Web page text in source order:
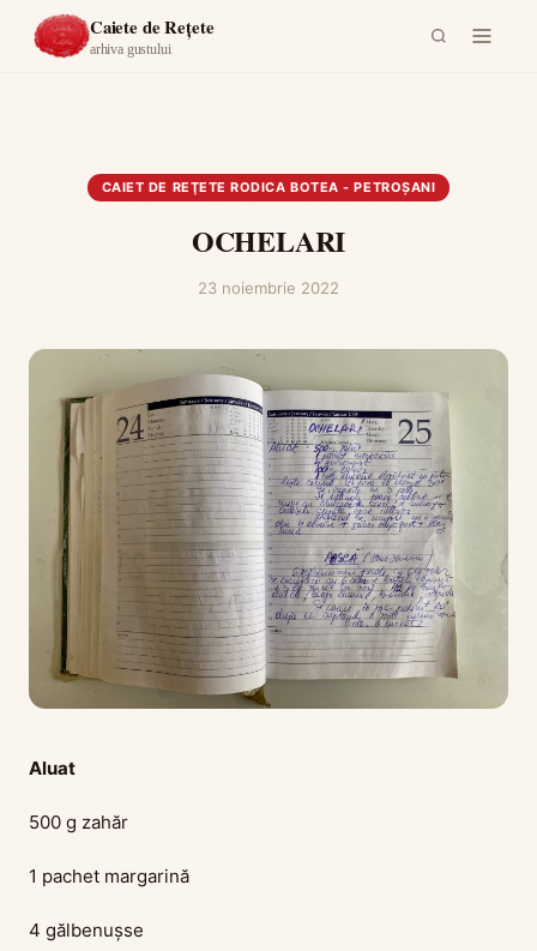
Caiete de Rețete
arhiva gustului
Acasă ›
CAIET DE REŢETE RODICA BOTEA - PETROŞANI
OCHELARI
23 noiembrie 2022
Aluat
500 g zahăr
1 pachet margarină
4 gălbenușse